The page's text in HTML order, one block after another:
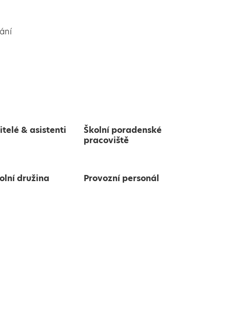
& asistenti
Školní poradenské
pracoviště
družina Provozní personál